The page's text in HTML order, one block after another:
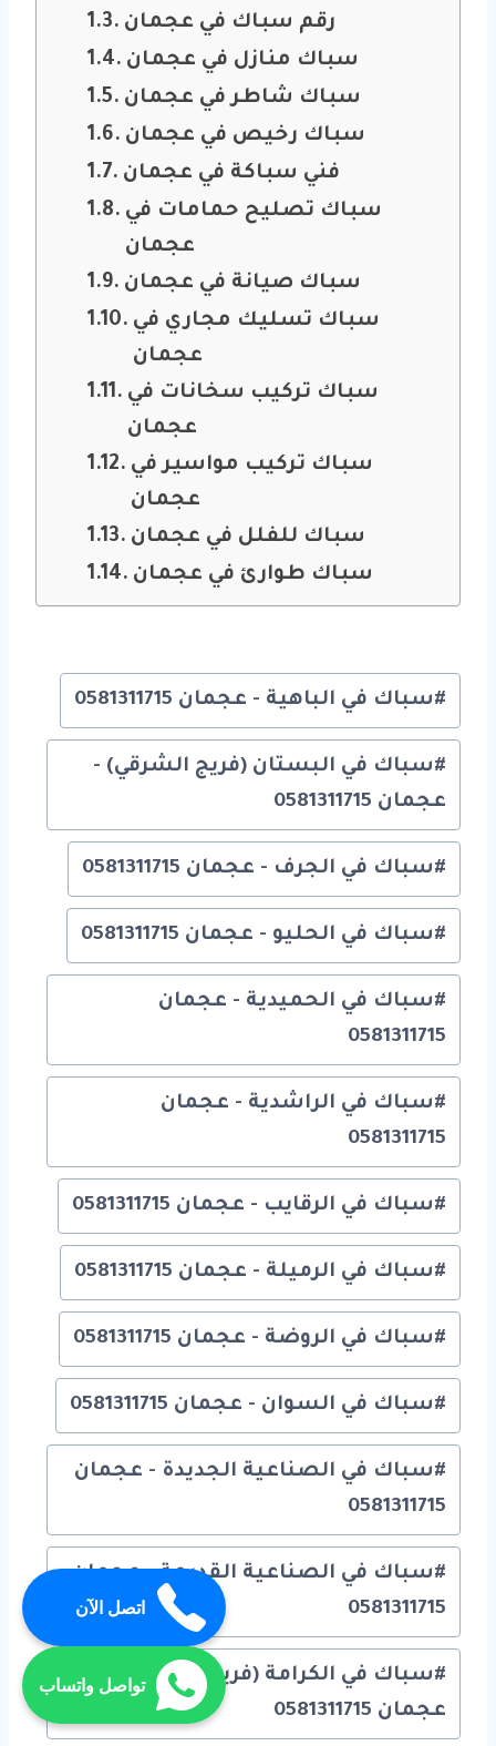
رقم سباك في عجمان
سباك منازل في عجمان
سباك شاطر في عجمان
سباك رخيص في عجمان
فني سباكة في عجمان
سباك تصليح حمامات في
عجمان
سباك صيانة في عجمان
سباك تسليك مجاري في
عجمان
سباك تركيب سخانات في
عجمان
سباك تركيب مواسير في
عجمان
سباك للفلل في عجمان
سباك طوارئ في عجمان
Post
Tags:
#سباك في الباهية - عجمان 0581311715
#سباك في البستان (فريج الشرقي) -
عجمان 0581311715
#سباك في الجرف - عجمان 0581311715
#سباك في الحليو - عجمان 0581311715
#سباك في الحميدية - عجمان
0581311715
#سباك في الراشدية - عجمان
0581311715
#سباك في الرقايب - عجمان 0581311715
#سباك في الرميلة - عجمان 0581311715
#سباك في الروضة - عجمان 0581311715
#سباك في السوان - عجمان 0581311715
#سباك في الصناعية الجديدة - عجمان
0581311715
#سباك في الصناعية القديمة - عجمان
0581311715
#سباك في الكرامة (فريج الغربي) -
عجمان 0581311715
اتصل الآن
تواصل واتساب